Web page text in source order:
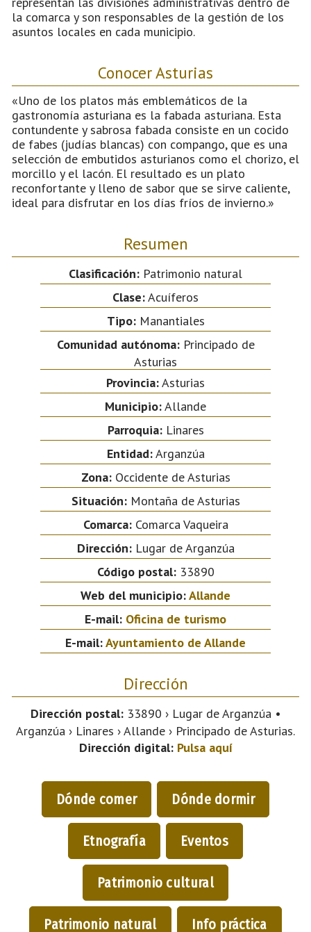
la comarca y son responsables de la gestión de los
asuntos locales en cada municipio.
Conocer Asturias
«Uno de los platos más emblemáticos de la
gastronomía asturiana es la fabada asturiana. Esta
contundente y sabrosa fabada consiste en un cocido
de fabes (judías blancas) con compango, que es una
selección de embutidos asturianos como el chorizo, el
morcillo y el lacón. El resultado es un plato
reconfortante y lleno de sabor que se sirve caliente,
ideal para disfrutar en los días fríos de invierno.»
Resumen
Clasificación: Patrimonio natural
Clase:Acuíferos
Tipo:Manantiales
Comunidad autónoma:Principado de
Asturias
Provincia:Asturias
Municipio:Allande
Parroquia:Linares
Entidad:Arganzúa
Zona:Occidente de Asturias
Situación:Montaña de Asturias
Comarca:Comarca Vaqueira
Dirección:Lugar de Arganzúa
Código postal:33890
Web del municipio:Allande
E-mail: Oficina de turismo
E-mail:Ayuntamiento de Allande
Dirección
Dirección postal:33890 › Lugar de Arganzúa •
Arganzúa › Linares › Allande › Principado de Asturias.
Dirección digital: Pulsa aquí
Dónde comer Dónde dormir
Etnografía Eventos
Patrimonio cultural
Patrimonio natural Info práctica